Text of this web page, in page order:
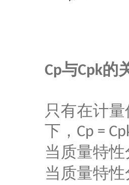
Cp与Cpk的
只有在计
下， Cp = C
当质量特
当质量特